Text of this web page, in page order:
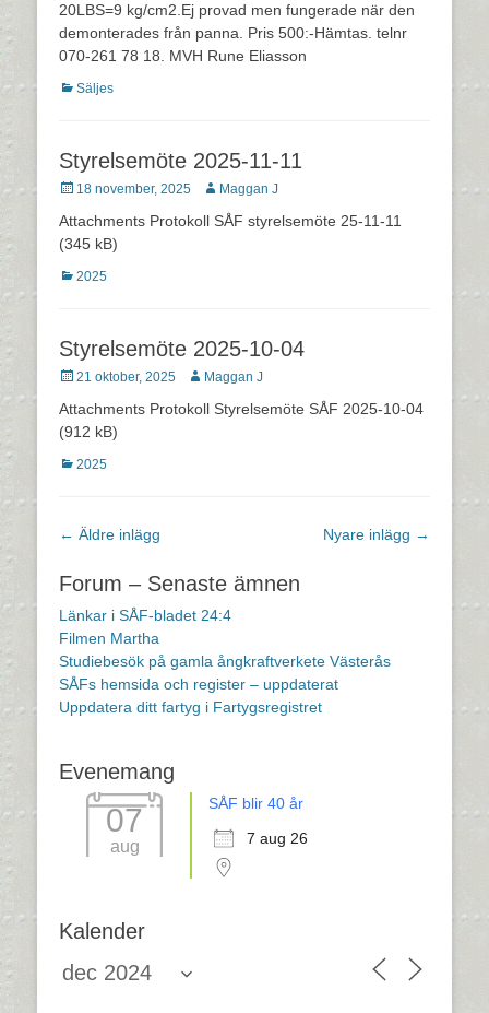
20LBS=9 kg/cm2.Ej provad men fungerade när den
demonterades från panna. Pris 500:-Hämtas. telnr
070-261 78 18. MVH Rune Eliasson
Kategorier
Säljes
Styrelsemöte 2025-11-11
Postades
18 november, 2025 Författare
Maggan J
Attachments Protokoll SÅF styrelsemöte 25-11-11
(345 kB)
Kategorier
2025
Styrelsemöte 2025-10-04
Postades
21 oktober, 2025 Författare
Maggan J
Attachments Protokoll Styrelsemöte SÅF 2025-10-04
(912 kB)
Kategorier
2025
Inläggsnavigering
← Äldre inlägg Nyare inlägg →
Forum – Senaste ämnen
Länkar i SÅF-bladet 24:4
Filmen Martha
Studiebesök på gamla ångkraftverkete Västerås
SÅFs hemsida och register – uppdaterat
Uppdatera ditt fartyg i Fartygsregistret
Evenemang
07
aug
SÅF blir 40 år
7 aug 26
Kalender